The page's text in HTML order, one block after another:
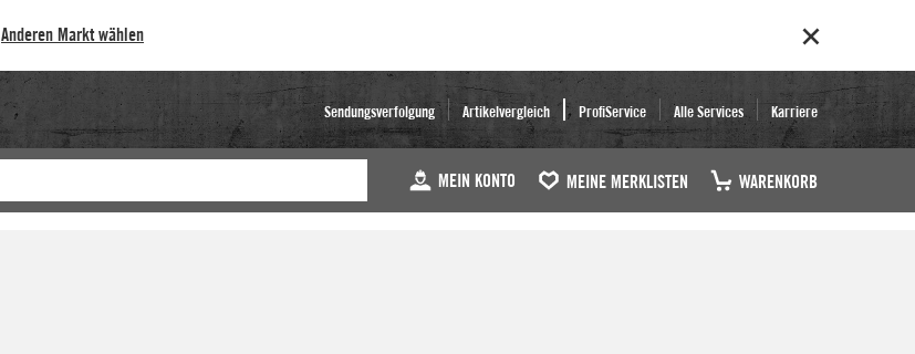
Anderen Markt wählen
Sendungsverfolgung Artikelvergleich ProfiService Alle Services Karriere
MEIN KONTO MEINE MERKLISTEN WARENKORB